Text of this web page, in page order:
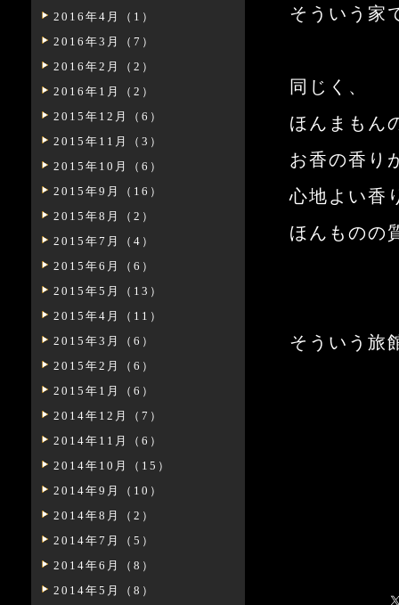
2016年4月（1）
2016年3月（7）
2016年2月（2）
2016年1月（2）
2015年12月（6）
2015年11月（3）
2015年10月（6）
2015年9月（16）
2015年8月（2）
2015年7月（4）
2015年6月（6）
2015年5月（13）
2015年4月（11）
2015年3月（6）
2015年2月（6）
2015年1月（6）
2014年12月（7）
2014年11月（6）
2014年10月（15）
2014年9月（10）
2014年8月（2）
2014年7月（5）
2014年6月（8）
2014年5月（8）
そういう家
同じく、
ほんまもん
お香の香り
心地よい香
ほんものの
そういう旅